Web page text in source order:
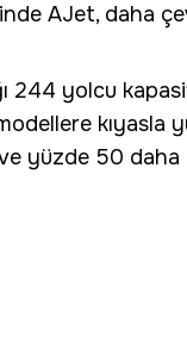
AJet, daha
244 yolcu
ve yüzde 50